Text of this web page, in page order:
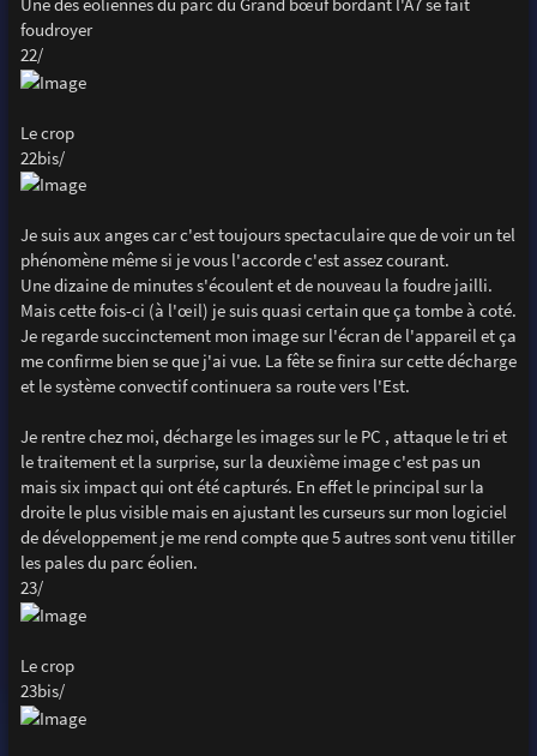
foudroyer
22/
Le crop
22bis/
Je suis aux anges car c'est toujours spectaculaire que de voir un tel
phénomène même si je vous l'accorde c'est assez courant.
Une dizaine de minutes s'écoulent et de nouveau la foudre jailli.
Mais cette fois-ci (à l'œil) je suis quasi certain que ça tombe à coté.
Je regarde succinctement mon image sur l'écran de l'appareil et ça
me confirme bien se que j'ai vue. La fête se finira sur cette décharge
et le système convectif continuera sa route vers l'Est.
Je rentre chez moi, décharge les images sur le PC , attaque le tri et
le traitement et la surprise, sur la deuxième image c'est pas un
mais six impact qui ont été capturés. En effet le principal sur la
droite le plus visible mais en ajustant les curseurs sur mon logiciel
de développement je me rend compte que 5 autres sont venu titiller
les pales du parc éolien.
23/
Le crop
23bis/